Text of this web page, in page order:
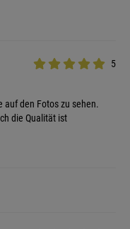
5
auf den Fotos zu sehen.
die Qualität ist